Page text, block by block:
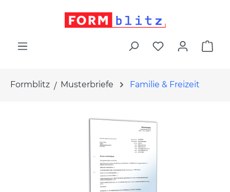
Formblitz Musterbriefe Familie & Freizeit